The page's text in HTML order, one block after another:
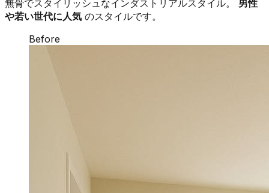
無骨でスタイリッシュなインダストリアルスタイル。 男性
や若い世代に人気 のスタイルです。
Before